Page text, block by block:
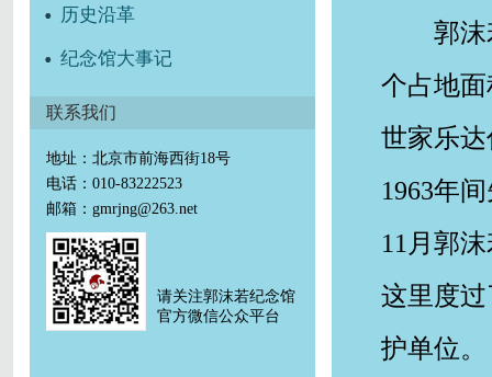
历史沿革
纪念馆大事记
联系我们
地址：北京市前海西街18号
电话：010-83222523
邮箱：gmrjng@263.net
请关注郭沫若纪念馆
官方微信公众平台
郭
个占地
世家乐
1963年
11月郭
这里度
护单位。